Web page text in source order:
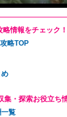
情報をチェック！
略TOP
集・探索お役立ち
覧